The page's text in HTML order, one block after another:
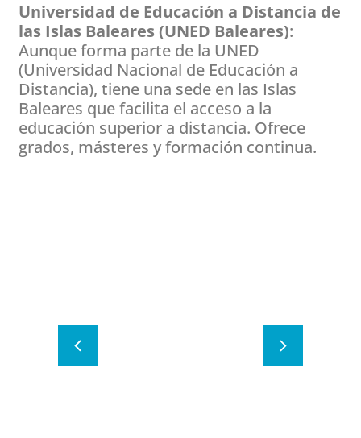
Universidad de Educación a Distancia de
las Islas Baleares (UNED Baleares):
Aunque forma parte de la UNED
(Universidad Nacional de Educación a
Distancia), tiene una sede en las Islas
Baleares que facilita el acceso a la
educación superior a distancia. Ofrece
grados, másteres y formación continua.